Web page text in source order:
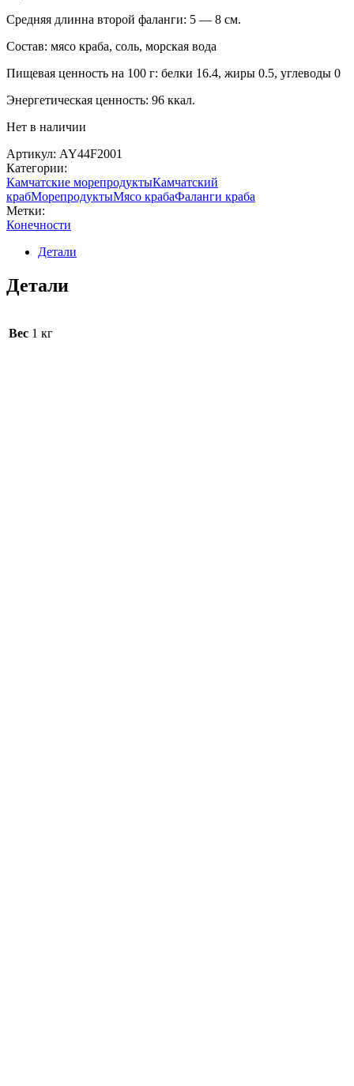
Средняя длинна второй фаланги: 5 — 8 см.
Состав: мясо краба, соль, морская вода
Пищевая ценность на 100 г: белки 16.4, жиры 0.5, углеводы 0
Энергетическая ценность: 96 ккал.
Нет в наличии
Артикул: AY44F2001
Категории:
Камчатские морепродуктыКамчатский
крабМорепродуктыМясо крабаФаланги краба
Метки:
Конечности
Детали
Детали
Вес 1 кг